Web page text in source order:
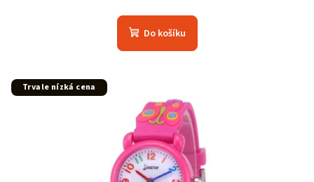
hodnocení
produktu
hvězdiček.
Do košíku
Trvale nízká cena